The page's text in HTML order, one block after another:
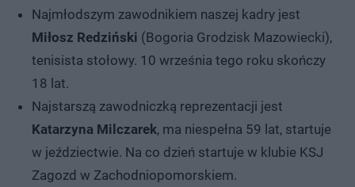
Najmłodszym zawodnikiem naszej kadry jest
Miłosz Redziński (Bogoria Grodzisk Mazowiecki),
tenisista stołowy. 10 września tego roku skończy
18 lat.
Najstarszą zawodniczką reprezentacji jest
Katarzyna Milczarek, ma niespełna 59 lat, startuje
w jeździectwie. Na co dzień startuje w klubie KSJ
Zagozd w Zachodniopomorskiem.